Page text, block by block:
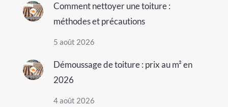
Comment nettoyer une toiture :
méthodes et précautions
5 août 2026
Démoussage de toiture : prix au m² en
2026
4 août 2026